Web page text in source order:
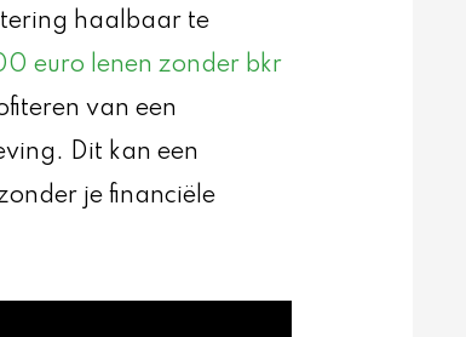
haalbaar te
euro lenen zonder bkr
van een
Dit kan een
je financiële